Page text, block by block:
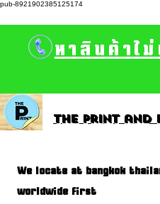
pub-8921902385125174
หาสินค้าไ
The print and
We locate at bangkok
worldwide first